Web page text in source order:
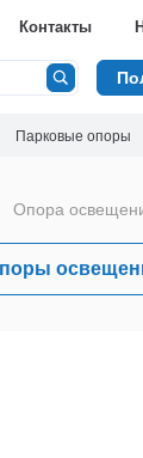
Контакты
Парковые опоры
Опора